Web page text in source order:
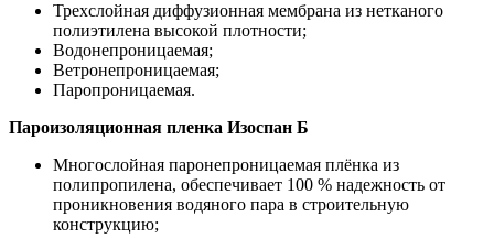
Трехслойная диффузионная мембрана из нетканого
полиэтилена высокой плотности;
Водонепроницаемая;
Ветронепроницаемая;
Паропроницаемая.
Пароизоляционная пленка Изоспан Б
Многослойная паронепроницаемая плёнка из
полипропилена, обеспечивает 100 % надежность от
проникновения водяного пара в строительную
конструкцию;